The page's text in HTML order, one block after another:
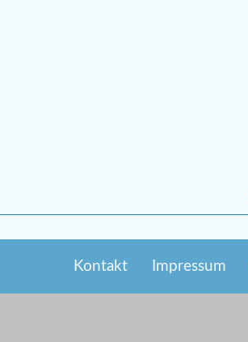
Kontakt Impressum